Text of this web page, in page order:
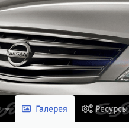
Галерея Ресурсы